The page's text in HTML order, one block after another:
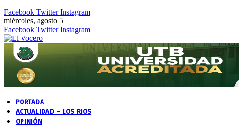
Facebook Twitter Instagram
miércoles, agosto 5
Facebook Twitter Instagram
PORTADA
ACTUALIDAD – LOS RIOS
OPINIÓN